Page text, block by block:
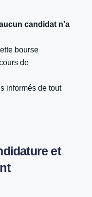
candidat n'a
bourse
de
informés de tout
et